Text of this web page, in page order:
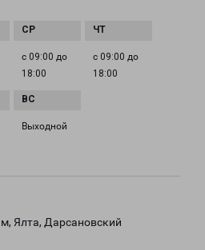
с 09:00 до
18:00
с 09:00 до
18:00
Выходной
Ялта, Дарсановский